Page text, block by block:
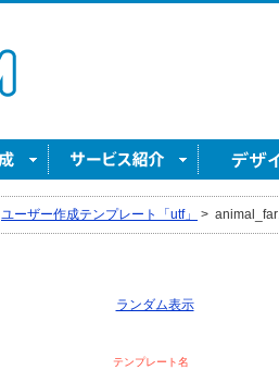
ユーザー作成テンプレート「utf」 >
ランダム表示
テンプレート名